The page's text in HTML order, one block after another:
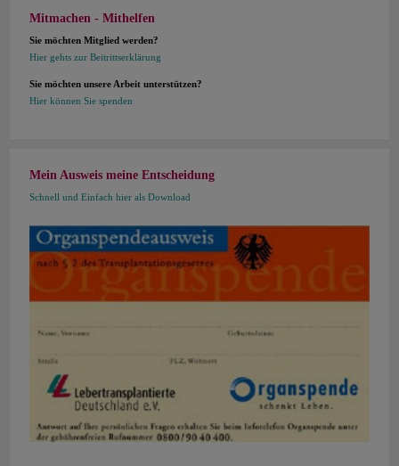
Mitmachen - Mithelfen
Sie möchten Mitglied werden?
Hier gehts zur Beitrittserklärung
Sie möchten unsere Arbeit unterstützen?
Hier können Sie spenden
Mein Ausweis meine Entscheidung
Schnell und Einfach hier als Download